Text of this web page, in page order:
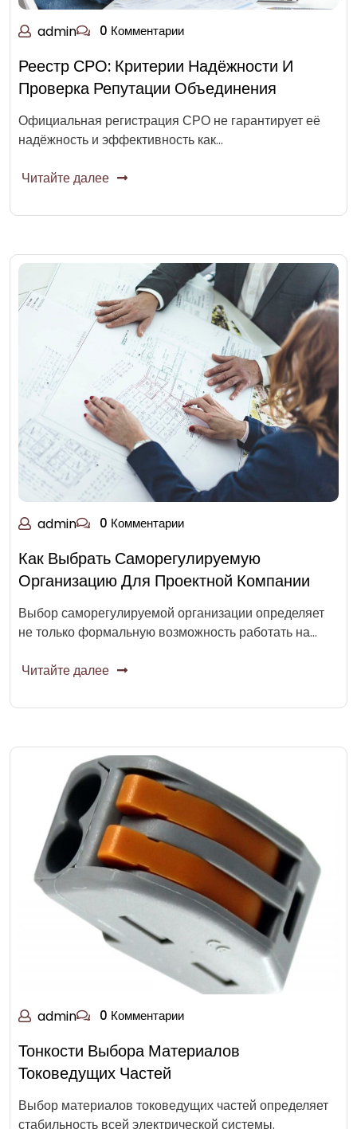
admin 0 Комментарии
Реестр СРО: Критерии Надёжности И
Проверка Репутации Объединения
Официальная регистрация СРО не гарантирует её
надёжность и эффективность как…
Читайте далее
admin 0 Комментарии
Как Выбрать Саморегулируемую
Организацию Для Проектной Компании
Выбор саморегулируемой организации определяет
не только формальную возможность работать на…
Читайте далее
admin 0 Комментарии
Тонкости Выбора Материалов
Токоведущих Частей
Выбор материалов токоведущих частей определяет
стабильность всей электрической системы.